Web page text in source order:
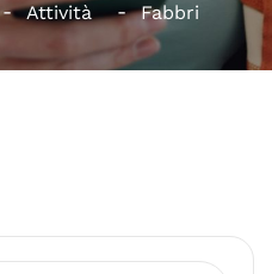
Attività Fabbri